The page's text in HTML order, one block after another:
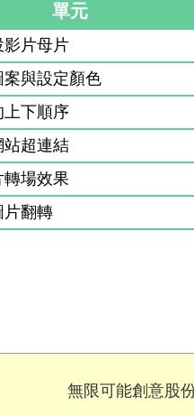
單元
影片母片
與設定顏色
上下順序
站超連結
場效果
片翻轉
無限可能創意股